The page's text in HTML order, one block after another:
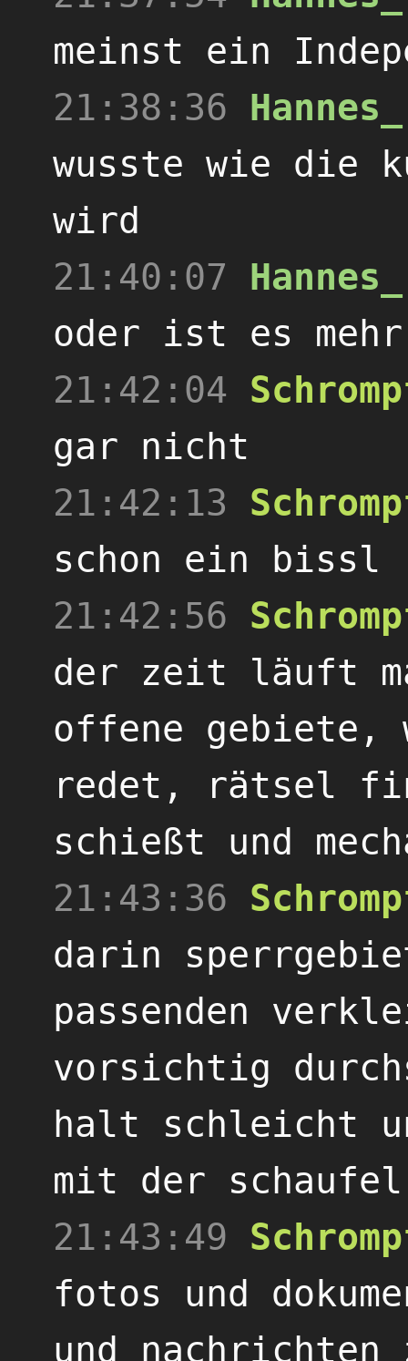
meinst ein
21:38:36
Hannes_
wusste wie die
wird
21:40:07
Hannes_
oder ist es
21:42:04
gar nicht
21:42:13
schon ein bissl
21:42:56
der zeit läuft
offene gebiete,
redet, rätsel
schießt und
21:43:36
darin
passenden
vorsichtig
halt schleicht
mit der
21:43:49
fotos und
und nachrichten